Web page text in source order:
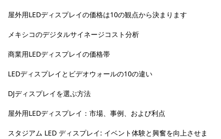
屋外用LEDディスプレイの価格は10の観点から決まります
メキシコのデジタルサイネージコスト分析
商業用LEDディスプレイの価格帯
LEDディスプレイとビデオウォールの10の違い
DJディスプレイを選ぶ方法
屋外用LEDディスプレイ：市場、事例、および利点
スタジアム LED ディスプレイ: イベント体験と興奮を向上させま